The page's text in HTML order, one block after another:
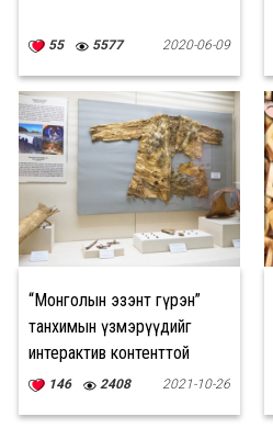
55 5577 2020-06-09
“Монголын эзэнт гүрэн”
танхимын үзмэрүүдийг
интерактив контенттой
хослуулан шинээр
146 2408 2021-10-26